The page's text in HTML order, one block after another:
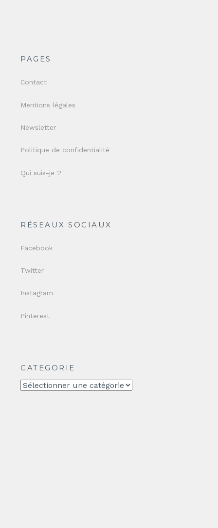
PAGES
Contact
Mentions légales
Newsletter
Politique de confidentialité
Qui suis-je ?
RÉSEAUX SOCIAUX
Facebook
Twitter
Instagram
Pinterest
CATEGORIE
CATEGORIE